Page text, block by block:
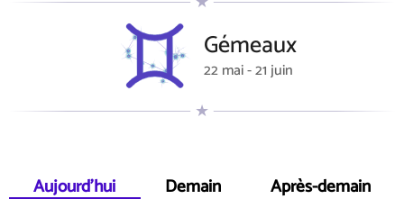
Gémeaux
22 mai - 21 juin
Aujourd'hui Demain Après-demain